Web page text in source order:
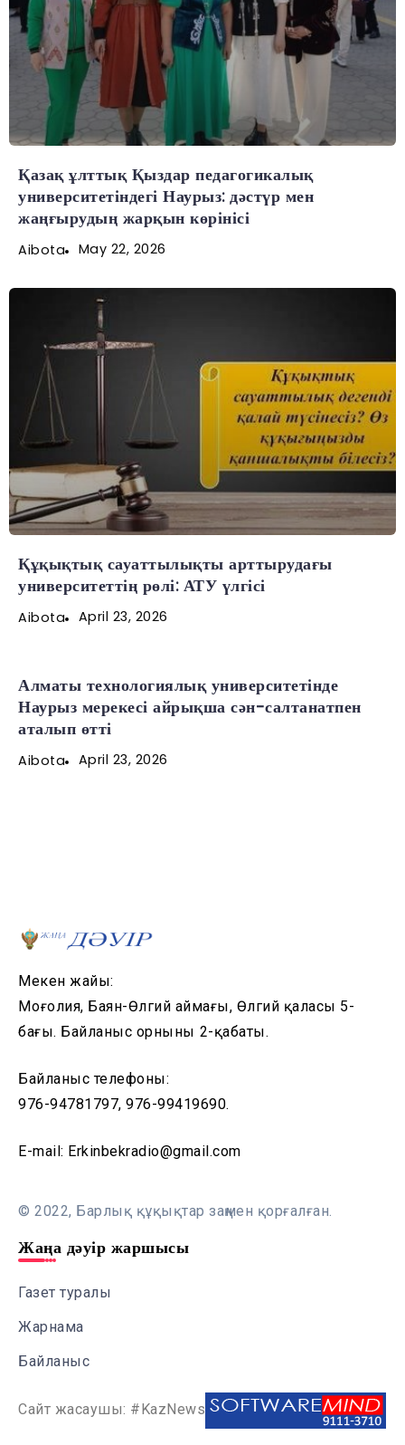
Қазақ ұлттық Қыздар педагогикалық
университетіндегі Наурыз: дәстүр мен
жаңғырудың жарқын көрінісі
Aibota May 22, 2026
Құқықтық сауаттылықты арттырудағы
университеттің рөлі: АТУ үлгісі
Aibota April 23, 2026
Алматы технологиялық университетінде
Наурыз мерекесі айрықша сән-салтанатпен
аталып өтті
Aibota April 23, 2026
Мекен жайы:
Моңғолия, Баян-Өлгий аймағы, Өлгий қаласы 5-
бағы. Байланыс орнының 2-қабаты.
Байланыс телефоны:
976-94781797, 976-99419690.
E-mail: Erkinbekradio@gmail.com
© 2022, Барлық құқықтар заңмен қорғалған.
Жаңа дәуір жаршысы
Газет туралы
Жарнама
Байланыс
Сайт жасаушы: #KazNews